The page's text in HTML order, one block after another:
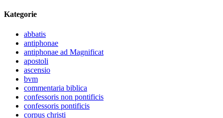
Kategorie
abbatis
antiphonae
antiphonae ad Magnificat
apostoli
ascensio
bvm
commentaria biblica
confessoris non pontificis
confessoris pontificis
corpus christi